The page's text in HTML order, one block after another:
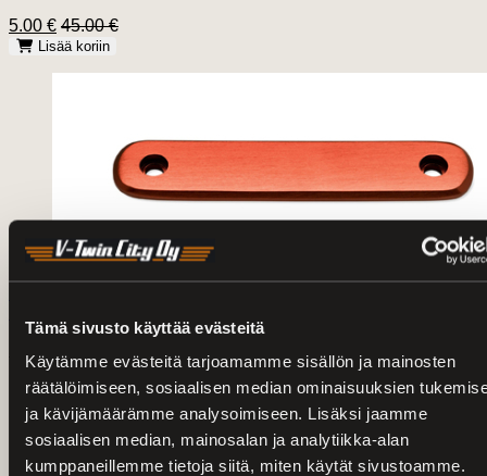
Tämä sivusto käyttää evästeitä
Käytämme evästeitä tarjoamamme sisällön ja mainosten
räätälöimiseen, sosiaalisen median ominaisuuksien
ja kävijämäärämme analysoimiseen. Lisäksi jaamme
sosiaalisen median, mainosalan ja analytiikka-alan
kumppaneillemme tietoja siitä, miten käytät sivustoamme.
5.00 € 45.00 €
Lisää koriin
Lisää koriin